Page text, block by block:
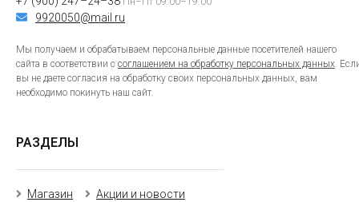
9920050@mail.ru
Мы получаем и обрабатываем персональные данные посетителей нашего
сайта в соответствии с соглашением на обработку персональных данных.
вы не даете согласия на обработку своих персональных данных, вам
необходимо покинуть наш сайт.
РАЗДЕЛЫ
Магазин Акции и новости